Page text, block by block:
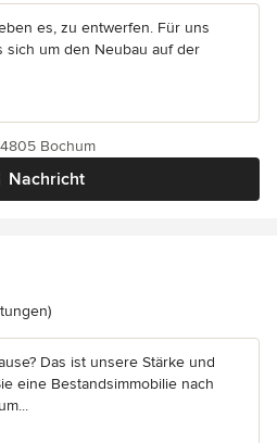
es, zu entwerfen. Für uns
sich um den Neubau auf der
Nachricht
Bochum
5 von 5 Sternen
Das ist unsere Stärke und
eine Bestandsimmobilie nach